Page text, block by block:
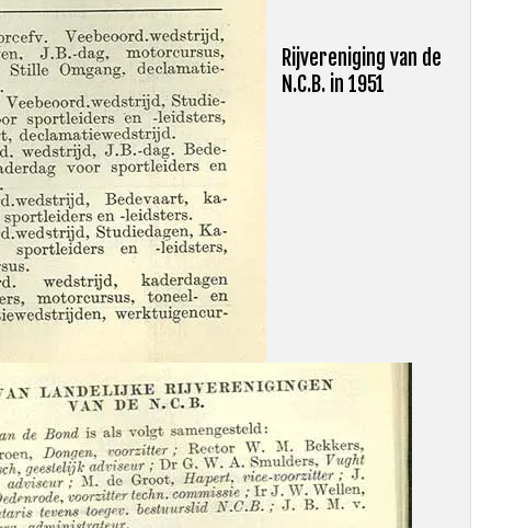
Rijvereniging van de
N.C.B. in 1951